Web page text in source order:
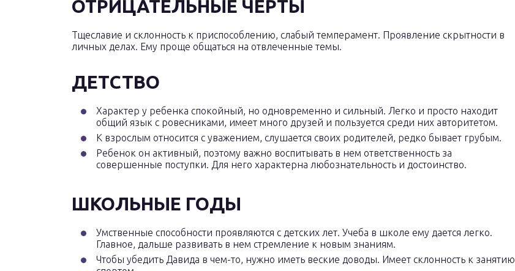
ОТРИЦАТЕЛЬНЫЕ ЧЕРТЫ
Тщеславие и склонность к приспособлению, слабый темперамент. Проявление скрытности в
личных делах. Ему проще общаться на отвлеченные темы.
ДЕТСТВО
Характер у ребенка спокойный, но одновременно и сильный. Легко и просто находит
общий язык с ровесниками, имеет много друзей и пользуется среди них авторитетом.
К взрослым относится с уважением, слушается своих родителей, редко бывает грубым.
Ребенок он активный, поэтому важно воспитывать в нем ответственность за
совершенные поступки. Для него характерна любознательность и достоинство.
ШКОЛЬНЫЕ ГОДЫ
Умственные способности проявляются с детских лет. Учеба в школе ему дается легко.
Главное, дальше развивать в нем стремление к новым знаниям.
Чтобы убедить Давида в чем-то, нужно иметь веские доводы. Имеет склонность к занятию